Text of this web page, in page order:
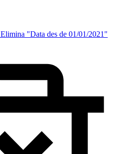
Elimina "Data des de 01/01/2021"